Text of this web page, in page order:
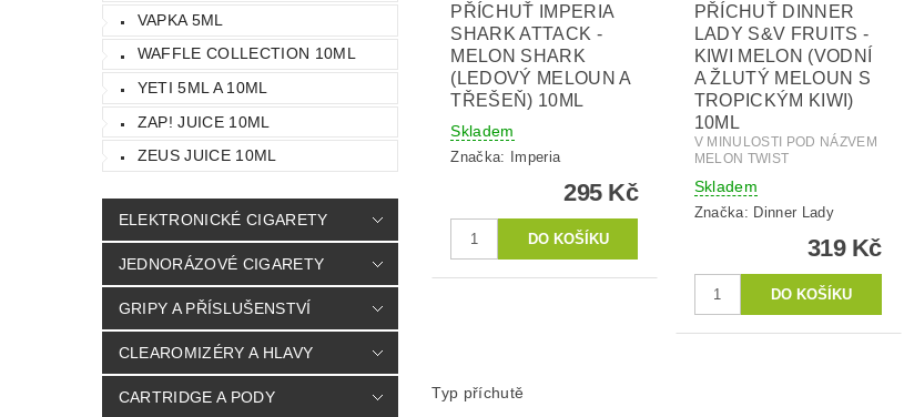
VAPKA 5ML
WAFFLE COLLECTION 10ML
YETI 5ML A 10ML
ZAP! JUICE 10ML
ZEUS JUICE 10ML
ELEKTRONICKÉ CIGARETY
JEDNORÁZOVÉ CIGARETY
GRIPY A PŘÍSLUŠENSTVÍ
CLEAROMIZÉRY A HLAVY
CARTRIDGE A PODY
PŘÍCHUŤ IMPERIA
SHARK ATTACK -
MELON SHARK
(LEDOVÝ MELOUN A
TŘEŠEŇ) 10ML
Skladem
Značka: Imperia
295 Kč
PŘÍCHUŤ DINNER
LADY S&V FRUITS -
KIWI MELON (VODNÍ
A ŽLUTÝ MELOUN S
TROPICKÝM KIWI)
10ML
V MINULOSTI POD NÁZVEM
MELON TWIST
Skladem
Značka: Dinner Lady
319 Kč
Typ příchutě